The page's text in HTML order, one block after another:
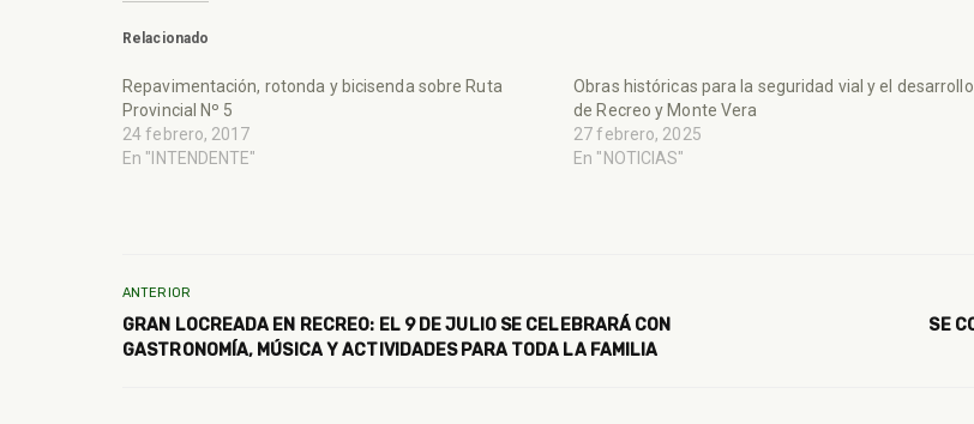
Relacionado
Repavimentación, rotonda y bicisenda sobre Ruta
Provincial Nº 5
24 febrero, 2017
En "INTENDENTE"
Obras históricas para la seguridad vial y el desarrollo
de Recreo y Monte Vera
27 febrero, 2025
En "NOTICIAS"
ANTERIOR
GRAN LOCREADA EN RECREO: EL 9 DE JULIO SE CELEBRARÁ CON
GASTRONOMÍA, MÚSICA Y ACTIVIDADES PARA TODA LA FAMILIA
SE